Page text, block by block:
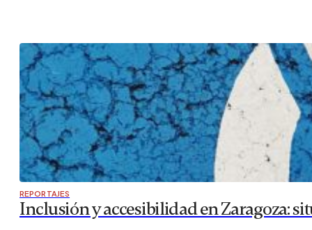
REPORTAJES
Inclusión y accesibilidad en Zaragoza: